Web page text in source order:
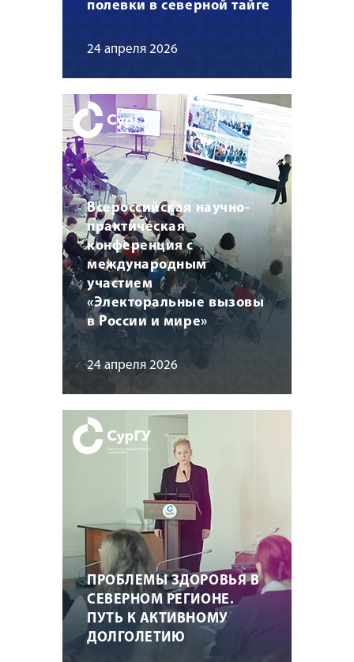
полевки в северной тайге
24 апреля 2026
Всероссийская научно-
практическая
конференция с
международным
участием
«Электоральные вызовы
в России и мире»
24 апреля 2026
ПРОБЛЕМЫ ЗДОРОВЬЯ В
СЕВЕРНОМ РЕГИОНЕ.
ПУТЬ К АКТИВНОМУ
ДОЛГОЛЕТИЮ